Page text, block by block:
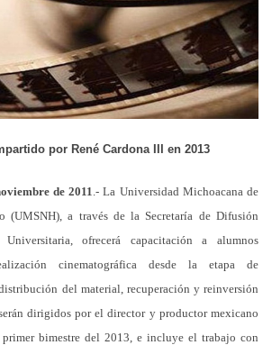
por René Cardona III en 2013
de 2011.- La Universidad Michoacana de
(UMSNH), a través de la Secretaría de Difusión
ofrecerá capacitación a alumnos
cinematográfica desde la etapa de
del material, recuperación y reinversión
dirigidos por el director y productor mexicano
bimestre del 2013, e incluye el trabajo con